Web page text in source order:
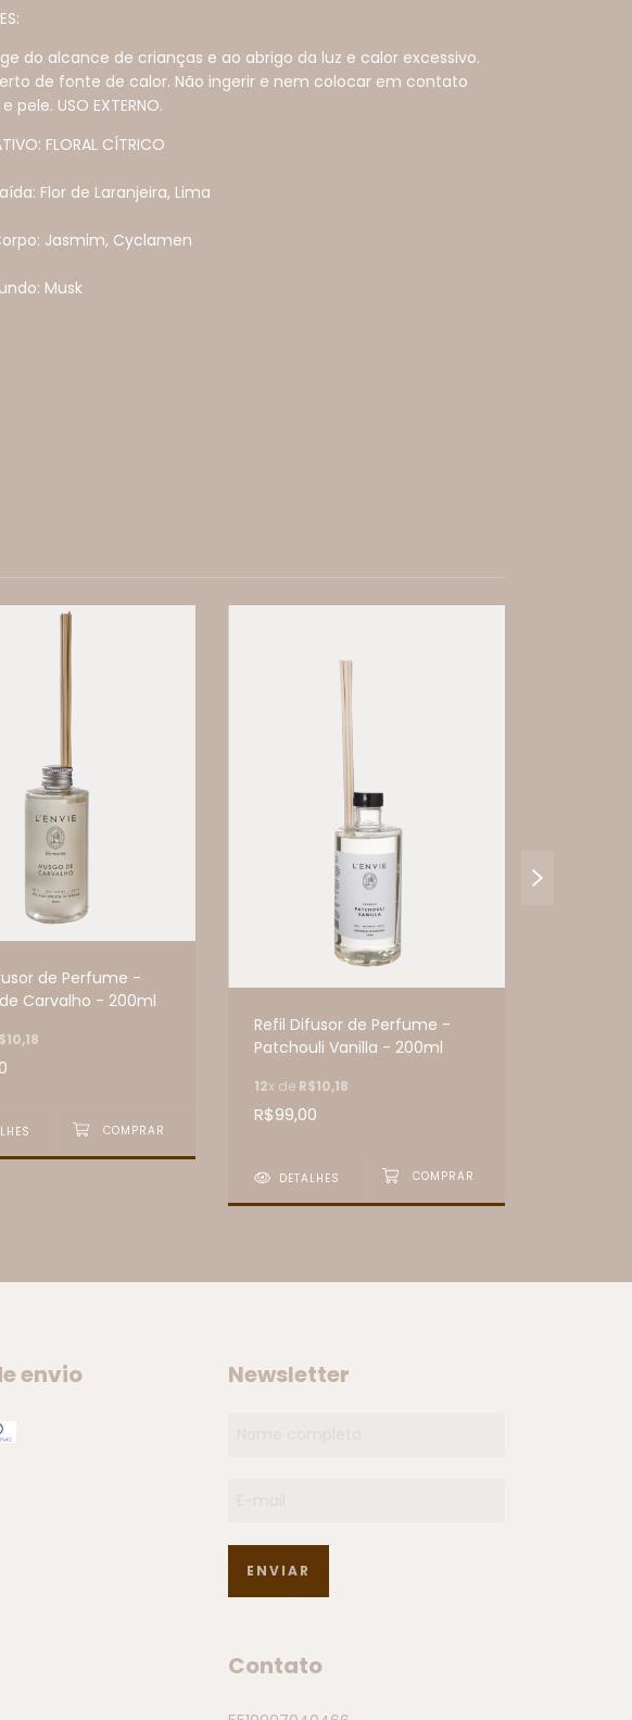
do alcance de crianças e ao abrigo da luz e calor excessivo.
de fonte de calor. Não ingerir e nem colocar em contato
pele. USO EXTERNO.
FLORAL CÍTRICO
Flor de Laranjeira, Lima
Jasmim, Cyclamen
Musk
de Perfume -
Carvalho - 200ml
Refil Difusor de Perfume -
Patchouli Vanilla - 200ml
12x de R$10,18
R$99,00
DETALHES
envio Newsletter
Contato